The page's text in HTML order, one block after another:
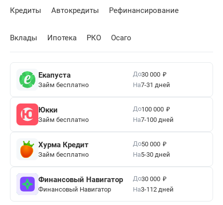
Кредиты Автокредиты Рефинансирование
Вклады Ипотека РКО Осаго
Екапуста
Займ бесплатно
До30 000 ₽
На7-31 дней
Юкки
Займ бесплатно
До100 000 ₽
На7-100 дней
Хурма Кредит
Займ бесплатно
До50 000 ₽
На5-30 дней
Финансовый Навигатор
Финансовый Навигатор
До30 000 ₽
На3-112 дней